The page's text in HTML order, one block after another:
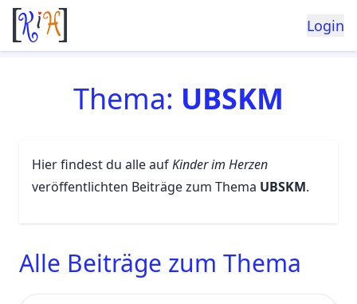
Login
Thema: UBSKM
Hier findest du alle aufKinder im Herzen
veröffentlichten Beiträge zum Thema UBSKM.
Alle Beiträge zum Thema